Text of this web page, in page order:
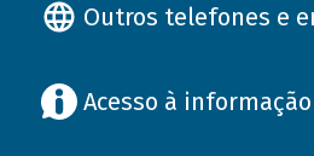
Outros telefones e
Acesso à informação